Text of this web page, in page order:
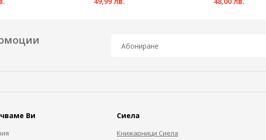
Ви Сиела
Книжарници Сиела